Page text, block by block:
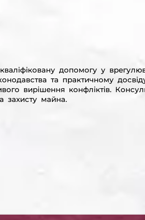
допомогу у
та практичному
вирішення конфліктів.
захисту майна.